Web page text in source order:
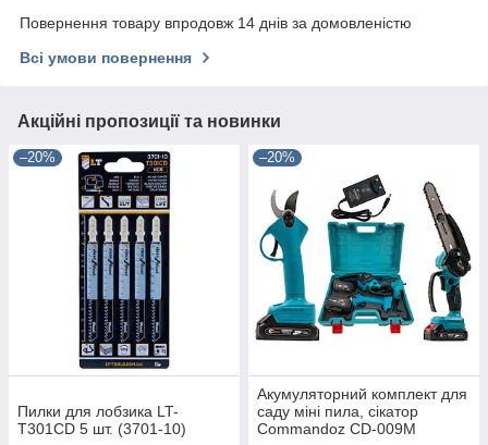
Повернення товару впродовж 14 днів за домовленістю
Всі умови повернення
Акційні пропозиції та новинки
–20%
Пилки для лобзика LT-
T301CD 5 шт. (3701-10)
–20%
Акумуляторний комплект для
саду міні пила, сікатор
Commandoz CD-009M